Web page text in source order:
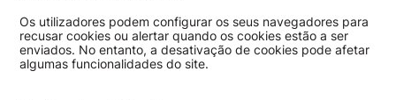
Os utilizadores podem configurar os seus navegadores para
recusar cookies ou alertar quando os cookies estão a ser
enviados. No entanto, a desativação de cookies pode afetar
algumas funcionalidades do site.